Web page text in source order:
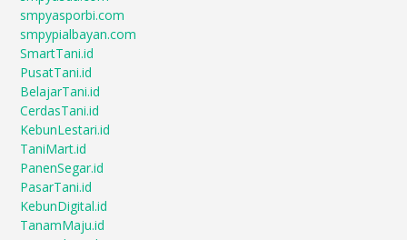
smpyasporbi.com
smpypialbayan.com
SmartTani.id
PusatTani.id
BelajarTani.id
CerdasTani.id
KebunLestari.id
TaniMart.id
PanenSegar.id
PasarTani.id
KebunDigital.id
TanamMaju.id